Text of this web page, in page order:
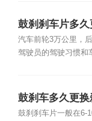
鼓刹刹车片多久
汽车前轮3万公里，
驾驶员的驾驶习惯和
鼓刹车多久更换
鼓刹刹车片一般在6-